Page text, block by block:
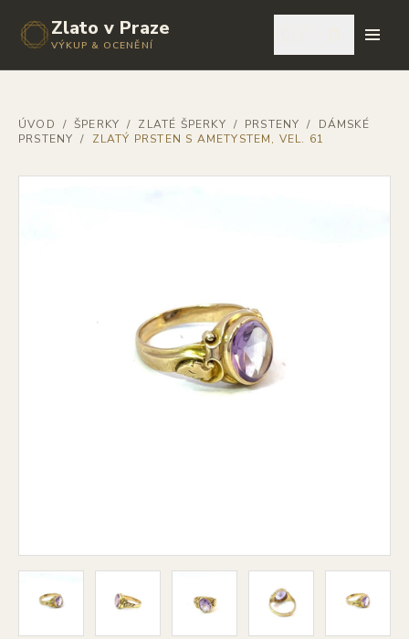
Zlato v Praze
VÝKUP & OCENĚNÍ
ÚVOD / ŠPERKY / ZLATÉ ŠPERKY / PRSTENY /
DÁMSKÉ
PRSTENY / ZLATÝ PRSTEN S AMETYSTEM, VEL. 61